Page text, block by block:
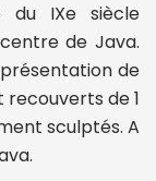
du IXe siècle
de Java.
de
recouverts de 1
sculptés. A